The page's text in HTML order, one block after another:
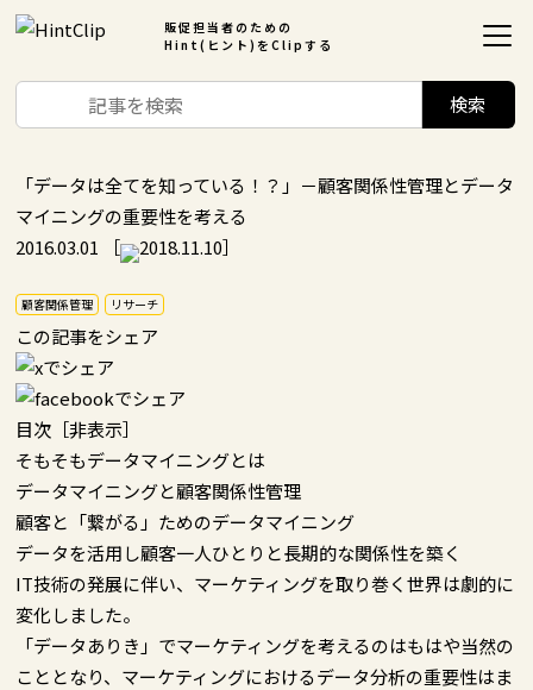
販促担当者のための
Hint(ヒント)をClipする
「データは全てを知っている！？」－顧客関係性管理とデータ
マイニングの重要性を考える
2016.03.01
［ 2018.11.10］
顧客関係管理 リサーチ
この記事をシェア
目次 ［非表示］
そもそもデータマイニングとは
データマイニングと顧客関係性管理
顧客と「繋がる」ためのデータマイニング
データを活用し顧客一人ひとりと長期的な関係性を築く
IT技術の発展に伴い、マーケティングを取り巻く世界は劇的に
変化しました。
「データありき」でマーケティングを考えるのはもはや当然の
こととなり、マーケティングにおけるデータ分析の重要性はま